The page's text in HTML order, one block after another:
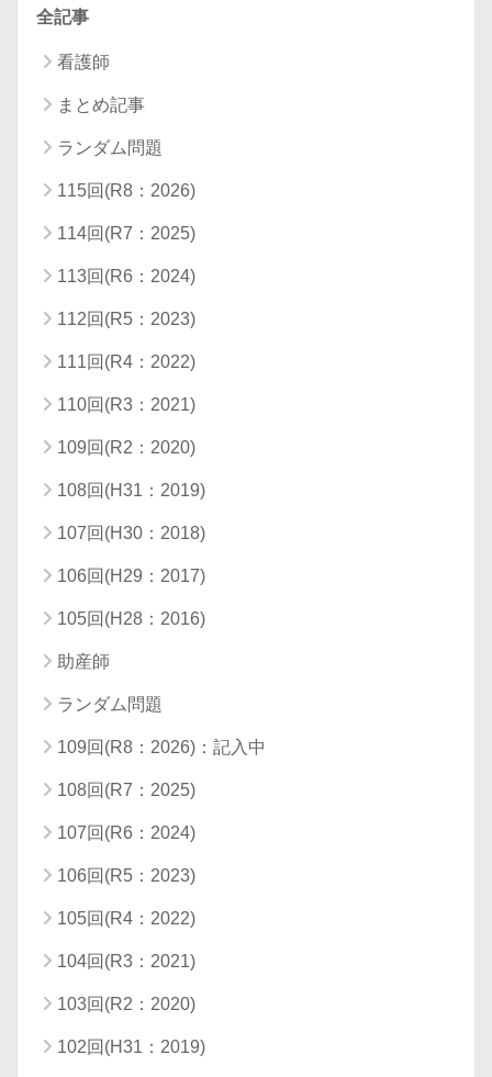
全記事
看護師
まとめ記事
ランダム問題
115回(R8：2026)
114回(R7：2025)
113回(R6：2024)
112回(R5：2023)
111回(R4：2022)
110回(R3：2021)
109回(R2：2020)
108回(H31：2019)
107回(H30：2018)
106回(H29：2017)
105回(H28：2016)
助産師
ランダム問題
109回(R8：2026)：記入中
108回(R7：2025)
107回(R6：2024)
106回(R5：2023)
105回(R4：2022)
104回(R3：2021)
103回(R2：2020)
102回(H31：2019)